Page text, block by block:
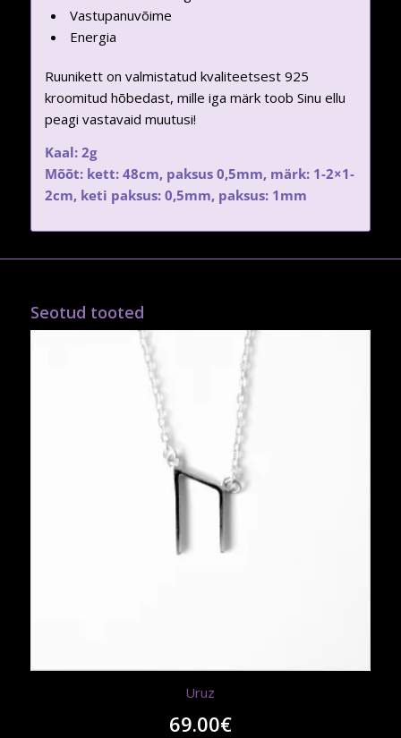
Vastupanuvõime
Energia
Ruunikett on valmistatud kvaliteetsest 925
kroomitud hõbedast, mille iga märk toob Sinu ellu
peagi vastavaid muutusi!
Kaal: 2g
Mõõt: kett: 48cm, paksus 0,5mm, märk: 1-2×1-
2cm, keti paksus: 0,5mm, paksus: 1mm
Seotud tooted
Uruz
69.00€